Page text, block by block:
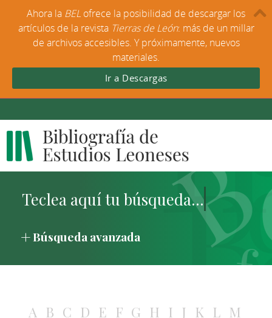
Búsqueda avanzada
A B C D E F G H I J K L M
Ahora la BEL ofrece la posibilidad de descargar los
artículos de la revista Tierras de León: más de un millar
de archivos accesibles. Y próximamente, nuevos
materiales.
Ir a Descargas